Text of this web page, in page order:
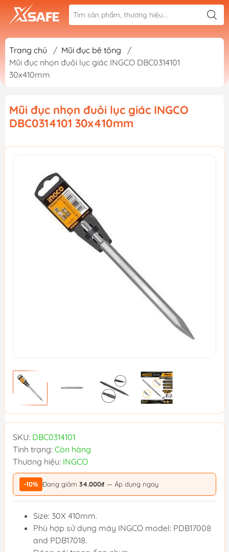
Trang chủ / Mũi đục bê tông
/
Mũi đục nhọn đuôi lục giác INGCO DBC0314101
30x410mm
Mũi đục nhọn đuôi lục giác INGCO
DBC0314101 30x410mm
SKU: DBC0314101
Tình trạng: Còn hàng
Thương hiệu: INGCO
-10% Đang giảm 34.000₫ — Áp dụng ngay
Size: 30X 410mm.
Phù hợp sử dụng máy INGCO model: PDB17008
and PDB17018.